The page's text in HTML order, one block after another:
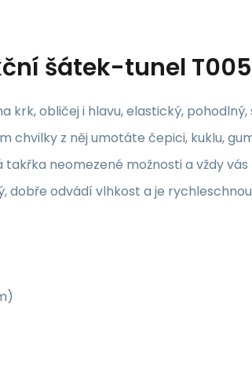
šátek-tunel
krk, obličej i hlavu, elastický,
chvilky z něj umotáte čepici, kuklu,
neomezené možnosti a vždy
dobře odvádí vlhkost a je